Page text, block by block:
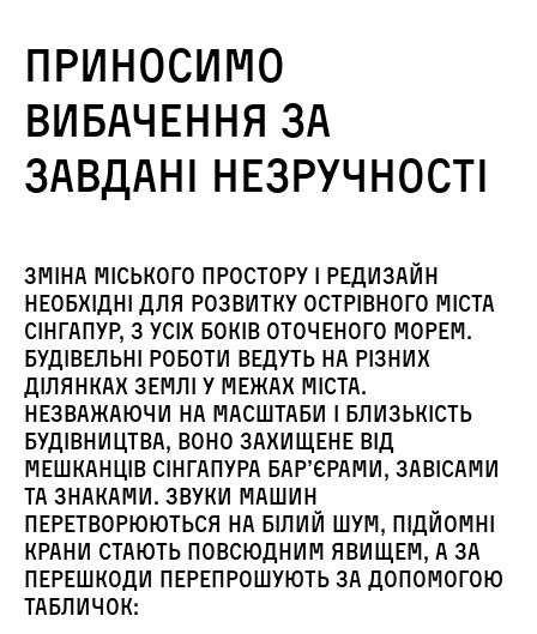
Приносимо
вибачення за
завдані незручності
Зміна міського простору і редизайн
необхідні для розвитку острівного міста
Сінгапур, з усіх боків оточеного морем.
Будівельні роботи ведуть на різних
ділянках землі у межах міста.
Незважаючи на масштаби і близькість
будівництва, воно захищене від
мешканців Сінгапура бар’єрами, завісами
та знаками. Звуки машин
перетворюються на білий шум, підйомні
крани стають повсюдним явищем, а за
перешкоди перепрошують за допомогою
табличок: